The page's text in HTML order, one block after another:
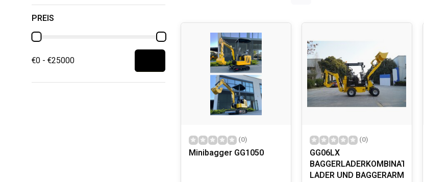
PREIS
€0 - €25000
(0)
Minibagger GG1050
(0)
GG06LX
BAGGERLADERKOMBINATIONEN
LADER UND BAGGERARM